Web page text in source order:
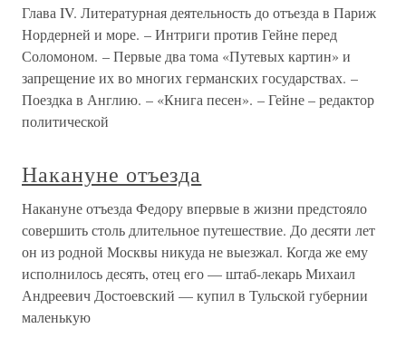
Глава IV. Литературная деятельность до отъезда в Париж
Нордерней и море. – Интриги против Гейне перед
Соломоном. – Первые два тома «Путевых картин» и
запрещение их во многих германских государствах. –
Поездка в Англию. – «Книга песен». – Гейне – редактор
политической
Накануне отъезда
Накануне отъезда Федору впервые в жизни предстояло
совершить столь длительное путешествие. До десяти лет
он из родной Москвы никуда не выезжал. Когда же ему
исполнилось десять, отец его — штаб-лекарь Михаил
Андреевич Достоевский — купил в Тульской губернии
маленькую